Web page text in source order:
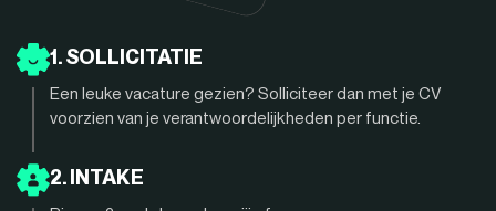
1. SOLLICITATIE
Een leuke vacature gezien? Solliciteer dan met je CV
voorzien van je verantwoordelijkheden per functie.
2. INTAKE